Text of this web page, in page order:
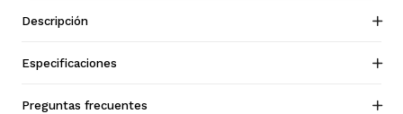
Descripción
Especificaciones
Preguntas frecuentes